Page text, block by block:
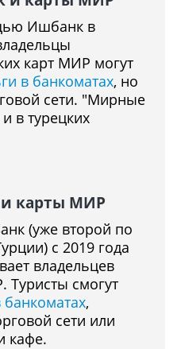
Ишбанк в
карт МИР могут
в банкоматах, но
сети. "Мирные
в турецких
и карты МИР
(уже второй по
с 2019 года
владельцев
Туристы смогут
,
сети или
кафе.